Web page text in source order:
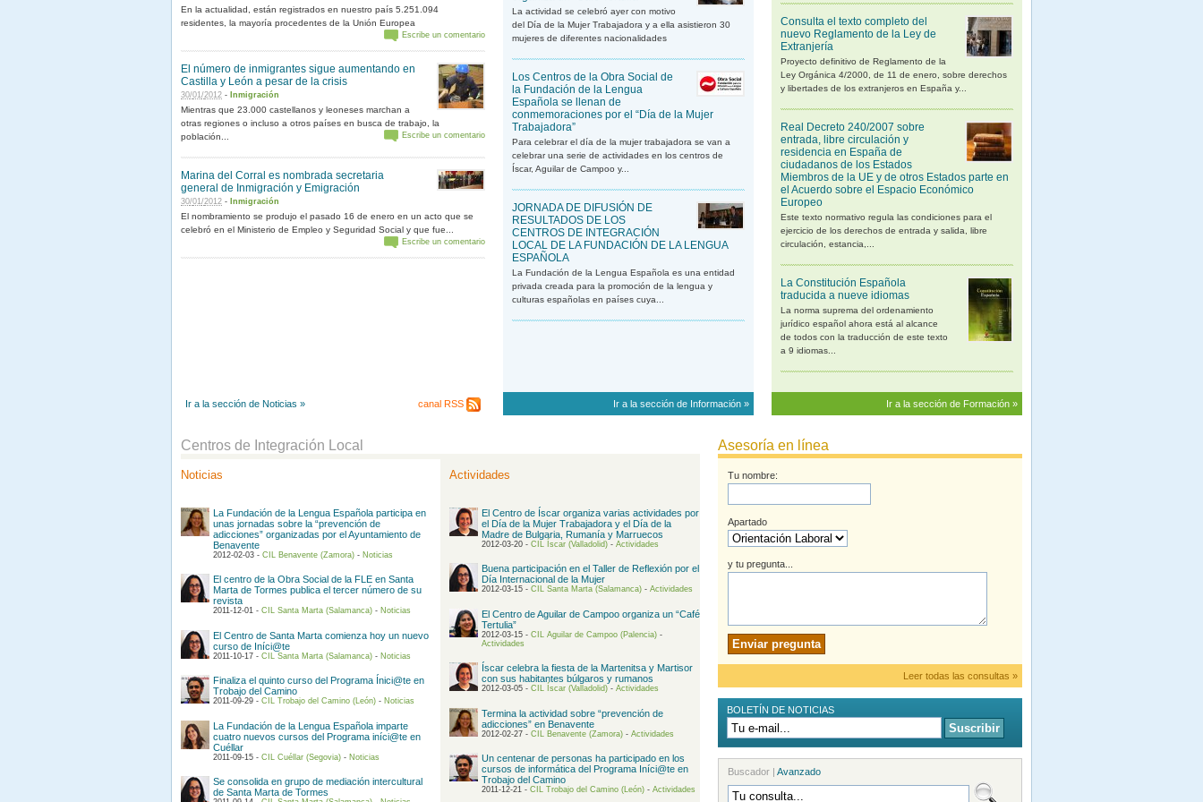
En la actualidad, están registrados en nuestro país 5.251.094
residentes, la mayoría procedentes de la Unión Europea
Escribe un comentario
El número de inmigrantes sigue aumentando en
Castilla y León a pesar de la crisis
30/01 /2012 - Inmigración
Mientras que 23.000 castellanos y leoneses marchan a
otras regiones o incluso a otros países en busca de trabajo, la
población...
Escribe un comentario
Marina del Corral es nombrada secretaria
general de Inmigración y Emigración
30/01 /2012 - Inmigración
El nombramiento se produjo el pasado 16 de enero en un acto que se
celebró en el Ministerio de Empleo y Seguridad Social y que fue...
Escribe un comentario
La actividad se celebró ayer con motivo
del Día de la Mujer Trabajadora y a ella asistieron 30
mujeres de diferentes nacionalidades
Los Centros de la Obra Social de
la Fundación de la Lengua
Española se llenan de
conmemoraciones por el “Día de la Mujer
Trabajadora”
Para celebrar el día de la mujer trabajadora se van a
celebrar una serie de actividades en los centros de
Íscar, Aguilar de Campoo y...
JORNADA DE DIFUSIÓN DE
RESULTADOS DE LOS
CENTROS DE INTEGRACIÓN
LOCAL DE LA FUNDACIÓN DE LA LENGUA
ESPAÑOLA
La Fundación de la Lengua Española es una entidad
privada creada para la promoción de la lengua y
culturas españolas en países cuya...
Consulta el texto completo del
nuevo Reglamento de la Ley de
Extranjería
Proyecto definitivo de Reglamento de la
Ley Orgánica 4/2000, de 11 de enero, sobre derechos
y libertades de los extranjeros en España y...
Real Decreto 240/2007 sobre
entrada, libre circulación y
residencia en España de
ciudadanos de los Estados
Miembros de la UE y de otros Estados parte en
el Acuerdo sobre el Espacio Económico
Europeo
Este texto normativo regula las condiciones para el
ejercicio de los derechos de entrada y salida, libre
circulación, estancia,...
La Constitución Española
traducida a nueve idiomas
La norma suprema del ordenamiento
jurídico español ahora está al alcance
de todos con la traducción de este texto
a 9 idiomas...
canal RSS
Ir a la sección de Noticias » Ir a la sección de Información » Ir a la sección de Formación »
Centros de Integración Local
Noticias
La Fundación de la Lengua Española participa en
unas jornadas sobre la “prevención de
adicciones” organizadas por el Ayuntamiento de
Benavente
2012-02-03 - CIL Benavente (Zamora) - Noticias
El centro de la Obra Social de la FLE en Santa
Marta de Tormes publica el tercer número de su
revista
2011-12-01 - CIL Santa Marta (Salamanca) - Noticias
El Centro de Santa Marta comienza hoy un nuevo
curso de Iníci@te
2011-10-17 - CIL Santa Marta (Salamanca) - Noticias
Finaliza el quinto curso del Programa Ínici@te en
Trobajo del Camino
2011-09-29 - CIL Trobajo del Camino (León) - Noticias
La Fundación de la Lengua Española imparte
cuatro nuevos cursos del Programa iníci@te en
Cuéllar
2011-09-15 - CIL Cuéllar (Segovia) - Noticias
Se consolida en grupo de mediación intercultural
de Santa Marta de Tormes
Actividades
El Centro de Íscar organiza varias actividades por
el Día de la Mujer Trabajadora y el Día de la
Madre de Bulgaria, Rumanía y Marruecos
2012-03-20 - CIL Íscar (Valladolid) - Actividades
Buena participación en el Taller de Reflexión por el
Día Internacional de la Mujer
2012-03-15 - CIL Santa Marta (Salamanca) - Actividades
El Centro de Aguilar de Campoo organiza un “Café
Tertulia”
2012-03-15 - CIL Aguilar de Campoo (Palencia) -
Actividades
Íscar celebra la fiesta de la Martenitsa y Martisor
con sus habitantes búlgaros y rumanos
2012-03-05 - CIL Íscar (Valladolid) - Actividades
Termina la actividad sobre “prevención de
adicciones” en Benavente
2012-02-27 - CIL Benavente (Zamora) - Actividades
Un centenar de personas ha participado en los
cursos de informática del Programa Iníci@te en
Trobajo del Camino
2011-12-21 - CIL Trobajo del Camino (León) - Actividades
Asesoría en línea
Tu nombre:
Apartado
y tu pregunta...
Enviar pregunta
Leer todas las consultas »
BOLETÍN DE NOTICIAS
Suscribir
Buscador | Avanzado